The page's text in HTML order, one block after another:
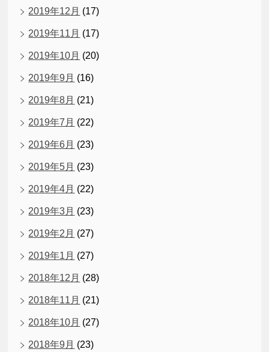
2019年12月 (17)
2019年11月 (17)
2019年10月 (20)
2019年9月 (16)
2019年8月 (21)
2019年7月 (22)
2019年6月 (23)
2019年5月 (23)
2019年4月 (22)
2019年3月 (23)
2019年2月 (27)
2019年1月 (27)
2018年12月 (28)
2018年11月 (21)
2018年10月 (27)
2018年9月 (23)